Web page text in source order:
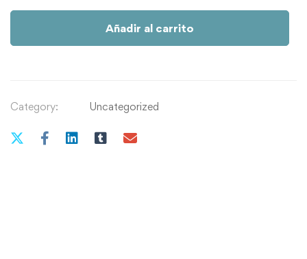
|
Enfermedad
Mental
quantity
Añadir al carrito
Category: Uncategorized